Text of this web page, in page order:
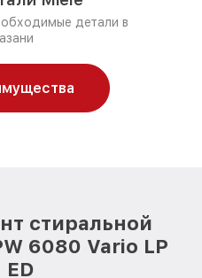
детали в
стиральной
6080 Vario LP
ED